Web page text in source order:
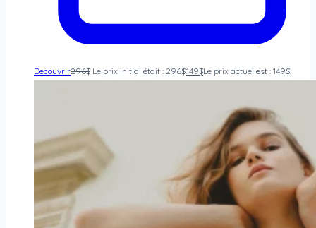
Decouvrir296$ Le prix initial était : 296$.149$Le prix actuel est : 149$.